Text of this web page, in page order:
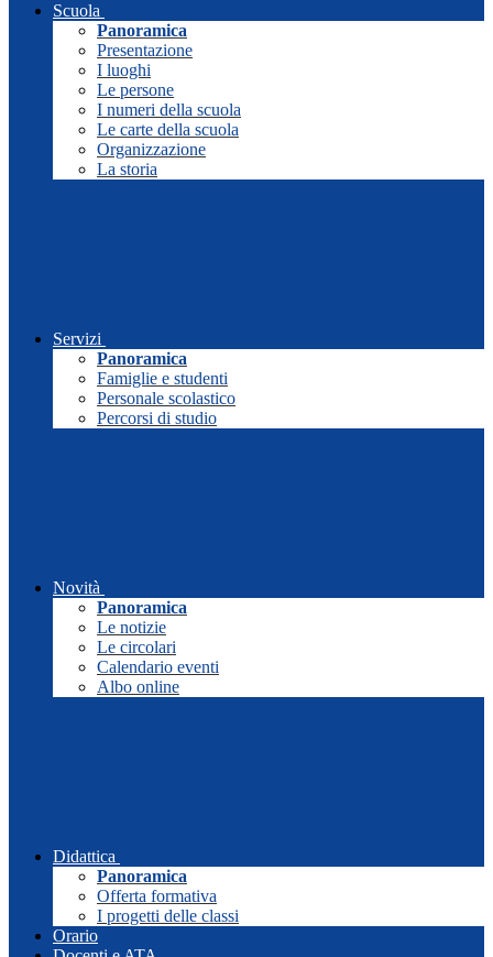
Scuola
Panoramica
Presentazione
I luoghi
Le persone
I numeri della scuola
Le carte della scuola
Organizzazione
La storia
Servizi
Panoramica
Famiglie e studenti
Personale scolastico
Percorsi di studio
Novità
Panoramica
Le notizie
Le circolari
Calendario eventi
Albo online
Didattica
Panoramica
Offerta formativa
I progetti delle classi
Orario